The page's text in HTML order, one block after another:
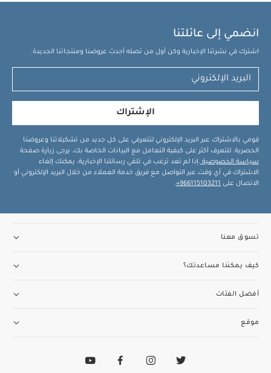
انضمي إلى عائلتنا
اشترك في نشرتنا الإخبارية وكن أول من تصله أحدث عروضنا ومنتجاتنا الجديدة.
الإشتراك
قومي بالاشتراك عبر البريد الإلكتروني لتتعرفي على كل جديد من تشكيلاتنا وعروضنا
الحصرية. للتعرف أكثر على كيفية التعامل مع البيانات الخاصة بك، يرجى زيارة صفحة
سياسة الخصوصية .إذا لم تعد ترغب في تلقي رسائلنا الإخبارية، يمكنك إلغاء
الاشتراك في أي وقت عبر التواصل مع فريق خدمة العملاء من خلال البريد الإلكتروني أو
الاتصال على 966115103211+
.
تسوق معنا
كيف يمكننا مساعدتك؟
أفضل الفئات
موقع